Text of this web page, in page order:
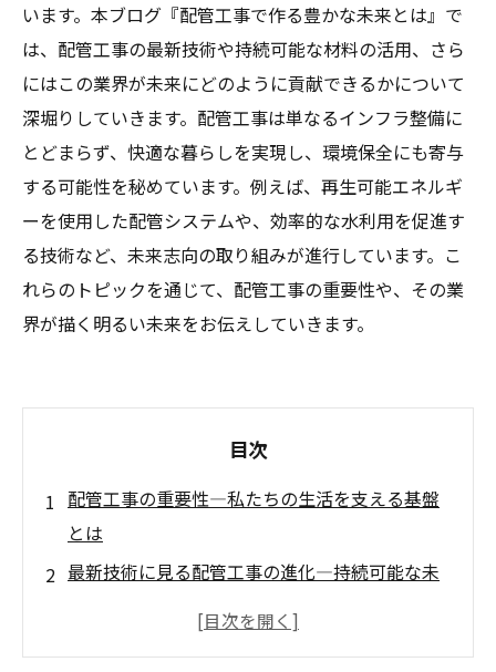
います。本ブログ『配管工事で作る豊かな未来とは』で
は、配管工事の最新技術や持続可能な材料の活用、さら
にはこの業界が未来にどのように貢献できるかについて
深堀りしていきます。配管工事は単なるインフラ整備に
とどまらず、快適な暮らしを実現し、環境保全にも寄与
する可能性を秘めています。例えば、再生可能エネルギ
ーを使用した配管システムや、効率的な水利用を促進す
る技術など、未来志向の取り組みが進行しています。こ
れらのトピックを通じて、配管工事の重要性や、その業
界が描く明るい未来をお伝えしていきます。
目次
配管工事の重要性—私たちの生活を支える基盤
とは
最新技術に見る配管工事の進化—持続可能な未